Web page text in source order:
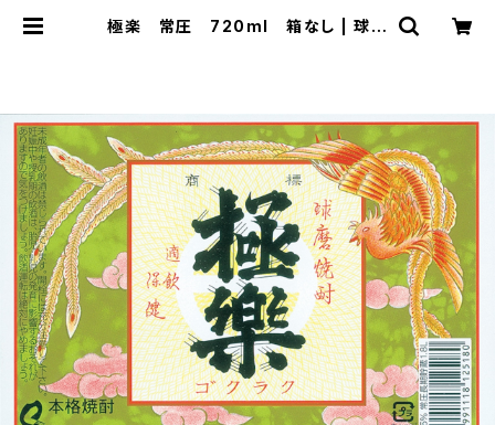
極楽 常圧 720ml 箱なし | 球磨